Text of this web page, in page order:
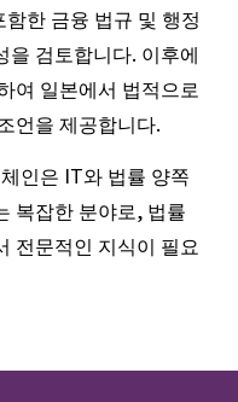
한 금융 법규 및 행정
을 검토합니다. 이후에
여 일본에서 법적으로
언을 제공합니다.
인은 IT와 법률 양쪽
복잡한 분야로, 법률
전문적인 지식이 필요